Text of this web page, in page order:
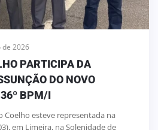
de 2026
PARTICIPA DA
DO NOVO
BPM/I
Coelho esteve representada na
em Limeira, na Solenidade de